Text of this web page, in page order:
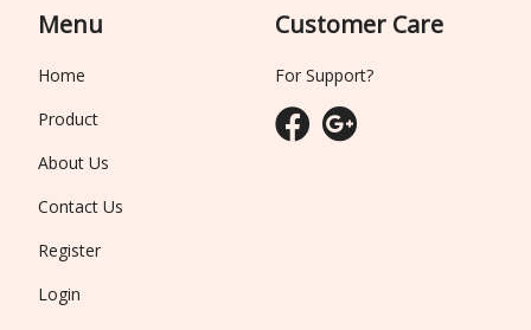
Menu
Home
Product
About Us
Contact Us
Register
Login
Customer Care
For Support?